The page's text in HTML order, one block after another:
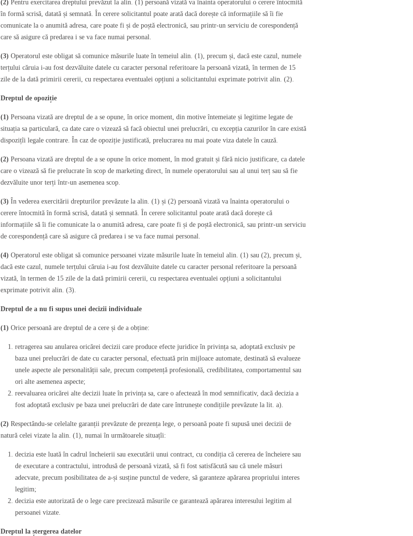
(2) Pentru exercitarea dreptului prevăzut la alin. (1) persoană vizată va înainta operatorului o cerere întocmită
în formă scrisă, datată și semnată. În cerere solicitantul poate arată dacă dorește că informațiile să îi fie
comunicate la o anumită adresa, care poate fi și de poștă electronică, sau printr-un serviciu de corespondență
care să asigure că predarea i se va face numai personal.
(3) Operatorul este obligat să comunice măsurile luate în temeiul alin. (1), precum și, dacă este cazul, numele
terțului căruia i-au fost dezvăluite datele cu caracter personal referitoare la persoană vizată, în termen de 15
zile de la dată primirii cererii, cu respectarea eventualei opțiuni a solicitantului exprimate potrivit alin. (2).
Dreptul de opoziție
(1) Persoana vizată are dreptul de a se opune, în orice moment, din motive întemeiate și legitime legate de
situația sa particulară, ca date care o vizează să facă obiectul unei prelucrări, cu excepția cazurilor în care există
dispozițîi legale contrare. În caz de opoziție justificată, prelucrarea nu mai poate viza datele în cauză.
(2) Persoana vizată are dreptul de a se opune în orice moment, în mod gratuit și fără nicio justificare, ca datele
care o vizează să fie prelucrate în scop de marketing direct, în numele operatorului sau al unui terț sau să fie
dezvăluite unor terți într-un asemenea scop.
(3) În vederea exercitării drepturilor prevăzute la alin. (1) și (2) persoană vizată va înainta operatorului o
cerere întocmită în formă scrisă, datată și semnată. În cerere solicitantul poate arată dacă dorește că
informațiile să îi fie comunicate la o anumită adresa, care poate fi și de poștă electronică, sau printr-un serviciu
de corespondență care să asigure că predarea i se va face numai personal.
(4) Operatorul este obligat să comunice persoanei vizate măsurile luate în temeiul alin. (1) sau (2), precum și,
dacă este cazul, numele terțului căruia i-au fost dezvăluite datele cu caracter personal referitoare la persoană
vizată, în termen de 15 zile de la dată primirii cererii, cu respectarea eventualei opțiuni a solicitantului
exprimate potrivit alin. (3).
Dreptul de a nu fi supus unei decizii individuale
(1) Orice persoană are dreptul de a cere și de a obține:
retragerea sau anularea oricărei decizii care produce efecte juridice în privința sa, adoptată exclusiv pe
baza unei prelucrări de date cu caracter personal, efectuată prin mijloace automate, destinată să evalueze
unele aspecte ale personalității sale, precum competență profesională, credibilitatea, comportamentul sau
ori alte asemenea aspecte;
reevaluarea oricărei alte decizii luate în privința sa, care o afectează în mod semnificativ, dacă decizia a
fost adoptată exclusiv pe baza unei prelucrări de date care întrunește condițiile prevăzute la lit. a).
(2) Respectându-se celelalte garanții prevăzute de prezența lege, o persoană poate fi supusă unei decizii de
natură celei vizate la alin. (1), numai în următoarele situațîi:
decizia este luată în cadrul încheierii sau executării unui contract, cu condiția că cererea de încheiere sau
de executare a contractului, introdusă de persoană vizată, să fi fost satisfăcută sau că unele măsuri
adecvate, precum posibilitatea de a-și susține punctul de vedere, să garanteze apărarea propriului interes
legitim;
decizia este autorizată de o lege care precizează măsurile ce garantează apărarea interesului legitim al
persoanei vizate.
Dreptul la ștergerea datelor